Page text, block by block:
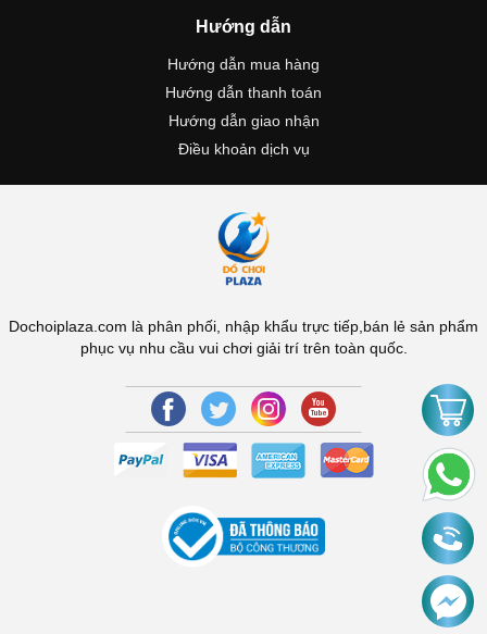
Hướng dẫn
Hướng dẫn mua hàng
Hướng dẫn thanh toán
Hướng dẫn giao nhận
Điều khoản dịch vụ
Dochoiplaza.com là phân phối, nhập khẩu trực tiếp,bán lẻ sản phẩm
phục vụ nhu cầu vui chơi giải trí trên toàn quốc.